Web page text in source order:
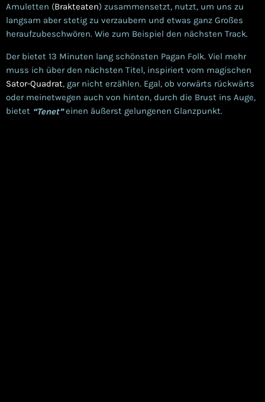
Amuletten (Brakteaten) zusammensetzt, nutzt, um uns zu
langsam aber stetig zu verzaubern und etwas ganz Großes
heraufzubeschwören. Wie zum Beispiel den nächsten Track.
Der bietet 13 Minuten lang schönsten Pagan Folk. Viel mehr
muss ich über den nächsten Titel, inspiriert vom magischen
Sator-Quadrat, gar nicht erzählen. Egal, ob vorwärts rückwärts
oder meinetwegen auch von hinten, durch die Brust ins Auge,
bietet “Tenet”einen äußerst gelungenen Glanzpunkt.